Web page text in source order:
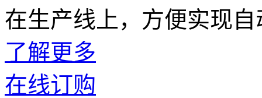
在生产线上，方便实现自
了解更多
在线订购